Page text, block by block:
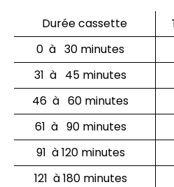
Durée cassette
0 à 30 minutes
31 à 45 minutes
46 à 60 minutes
61 à 90 minutes
91 à 120 minutes
121 à 180 minutes